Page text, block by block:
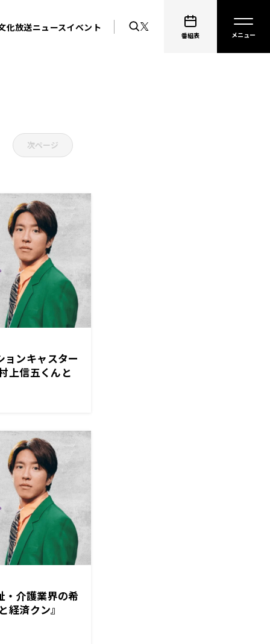
化放送ニュースイベント
番組表
次ページ
ンキャスター
上信五くんと
介護業界の希
経済クン』